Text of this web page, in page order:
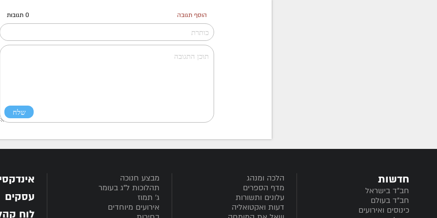
הוסף תגובה 0 תגובות
חדשות
חב”ד בישראל
חב”ד בעולם
כינוסים ואירועים
הלכה ומנהג
מדף הספרים
עלונים ותשורות
דעות ואקטואליה
מבצע חנוכה
תהלוכות ל"ג בעומר
ג' תמוז
אירועים מיוחדים
עסקים
לוח